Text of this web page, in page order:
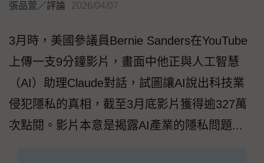
張品萱／評論 2026/04/07
3月時，美國參議員Bernie Sanders在YouTube
上傳一支9分鐘影片，畫面中他正與人工智慧
（AI）助理Claude對話，試圖讓AI說出科技業
侵犯隱私的真相，截至3月底影片獲得逾327萬
次點閱。影片本意是揭露AI產業的隱私問題...